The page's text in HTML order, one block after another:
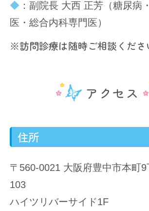
◆ ：副院長 大西 正芳（糖尿病
医・総合内科専門医）
※訪問診療は随時ご相談くださ
アクセス
住所
〒560-0021 大阪府豊中市本町
103
ハイツリバーサイド1F